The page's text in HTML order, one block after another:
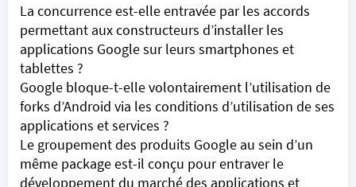
La concurrence est-elle entravée par les accords
permettant aux constructeurs d’installer les
applications Google sur leurs smartphones et
tablettes ?
Google bloque-t-elle volontairement l’utilisation de
forks d’Android via les conditions d’utilisation de ses
applications et services ?
Le groupement des produits Google au sein d’un
même package est-il conçu pour entraver le
développement du marché des applications et